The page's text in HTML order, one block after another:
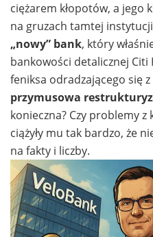
ciężarem kłopotów, a jego
na gruzach tamtej
„nowy” bank, który
bankowości detalicznej
feniksa odradzającego się
przymusowa
konieczna? Czy problemy
ciążyły mu tak bardzo, że
na fakty i liczby.